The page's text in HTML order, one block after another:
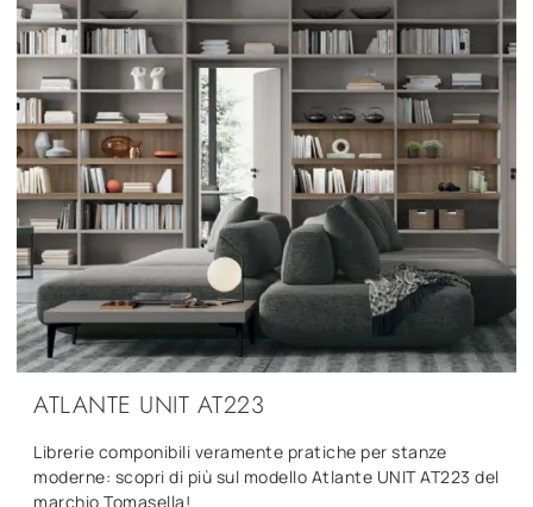
ATLANTE UNIT AT223
Librerie componibili veramente pratiche per stanze
moderne: scopri di più sul modello Atlante UNIT AT223 del
marchio Tomasella!